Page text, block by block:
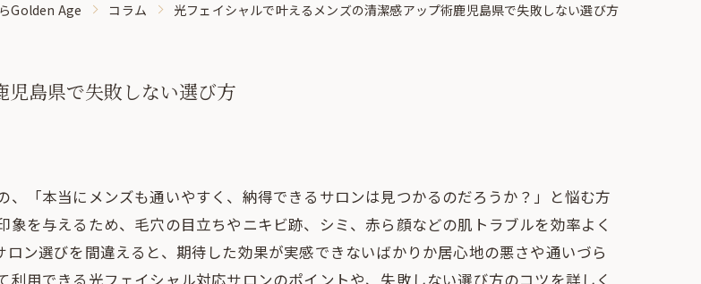
Golden Age コラム 光フェイシャルで叶えるメンズの清潔感アップ術鹿児島県で失敗しない選び方
児島県で失敗しない選び方
「本当にメンズも通いやすく、納得できるサロンは見つかるのだろうか？」と悩む方
を与えるため、毛穴の目立ちやニキビ跡、シミ、赤ら顔などの肌トラブルを効率よく
ン選びを間違えると、期待した効果が実感できないばかりか居心地の悪さや通いづら
用できる光フェイシャル対応サロンのポイントや、失敗しない選び方のコツを詳しく